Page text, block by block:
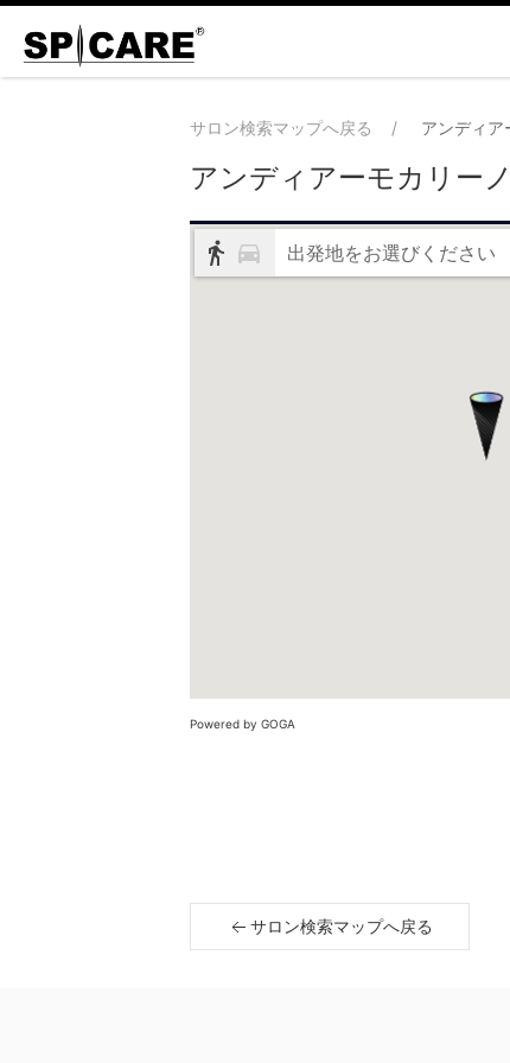
サロン検索マップへ戻る アンディア
アンディアーモカリー
出発地をお選びください
Powered by GOGA
サロン検索マップへ戻る